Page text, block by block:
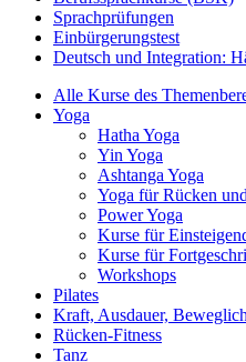
Sprachprüfungen
Einbürgerungstest
Deutsch und Integration:
Alle Kurse des
Yoga
Hatha Yoga
Yin Yoga
Ashtanga Yoga
Yoga für Rücken
Power Yoga
Kurse für
Kurse für
Workshops
Pilates
Kraft, Ausdauer,
Rücken-Fitness
Tanz